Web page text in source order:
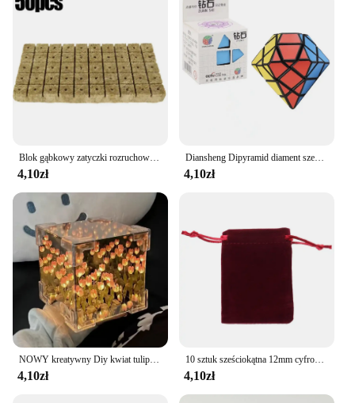
Blok gąbkowy zatyczki rozruchowe wełna skalna kostki do uprawy startowniki nasienne kostki do sadzenia hydroponika sadzonki rozmnażanie roślin uprawa dostawa
4,10zł
Diansheng Dipyramid diament sześciokątne kamień osi 3x3x3 kształt tryb magia kostka łamigłówka zabawki edukacyjne dla dzieci Magico Cubo
4,10zł
NOWY kreatywny Diy kwiat tulipana kostka morska trójwymiarowa mała lampka nocna pakiet materiałów dla dziewczyny para prezent dla dziewczyny
4,10zł
10 sztuk sześciokątna 12mm cyfrowa gra kości przezroczysta kostka okrągły narożnik przenośny stół do gry
4,10zł